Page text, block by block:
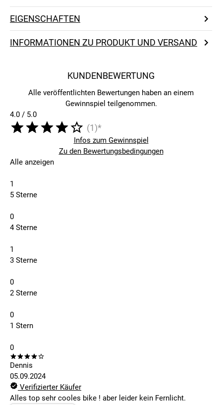
EIGENSCHAFTEN
INFORMATIONEN ZU PRODUKT UND VERSAND
KUNDENBEWERTUNG
Alle veröffentlichten Bewertungen haben an einem
Gewinnspiel teilgenommen.
4.0 / 5.0
(1)*
Infos zum Gewinnspiel
Zu den Bewertungsbedingungen
Alle anzeigen
1
5 Sterne
0
4 Sterne
1
3 Sterne
0
2 Sterne
0
1 Stern
0
Dennis
05.09.2024
Verifizierter Käufer
Alles top sehr cooles bike ! aber leider kein Fernlicht.